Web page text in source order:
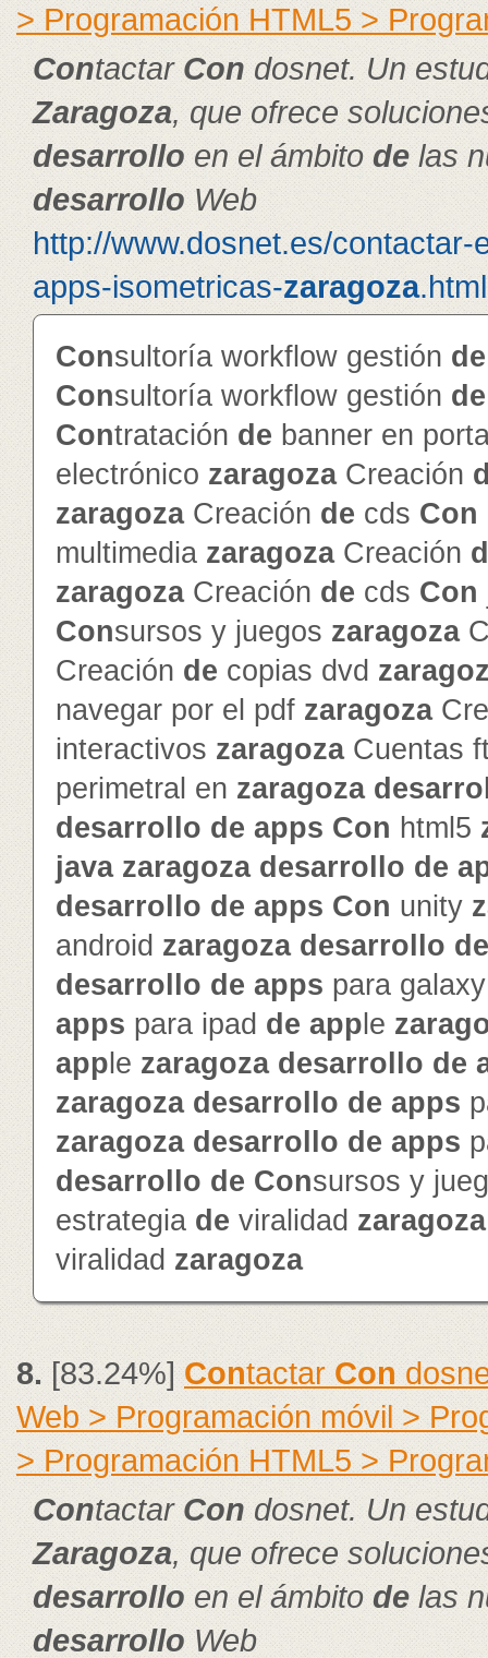
> Programación HTML5 >
Contactar Condosnet. Un
Zaragoza, que ofrece
desarrolloen el ámbitodelas
desarrolloWeb
http://www.dosnet.es/contactar-
apps-isometricas-zaragoza
Consultoría workflow gestión de
Consultoría workflow gestión de
Contratación de banner en
electrónico zaragozaCreación
zaragozaCreación de cds Con
multimedia zaragozaCreación
zaragozaCreación de cds Con
Consursos y juegos zaragoza
Creación de copias dvd
navegar por el pdf zaragoza
interactivos zaragozaCuentas
perimetral en zaragoza de
desarrollo de apps Con html5
java zaragoza desarrollo de
desarrollo de apps Con unity
android zaragoza desarrollo de
desarrollo de apps para
apps para ipad de app le
app le zaragoza desarrollo de
zaragoza desarrollo de apps
zaragoza desarrollo de apps
desarrollo de Consursos y
estrategia de viralidad zaragoza
viralidad zaragoza
8.[83.24%] Contactar Con
Web > Programación móvil >
> Programación HTML5 >
ContactarCondosnet. Un
Zaragoza, que ofrece
desarrolloen el ámbitodelas
desarrolloWeb